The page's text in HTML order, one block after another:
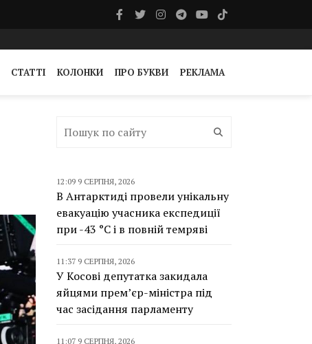
СТАТТІ КОЛОНКИ ПРО БУКВИ РЕКЛАМА
12:09 9 СЕРПНЯ, 2026
В Антарктиді провели унікальну
евакуацію учасника експедиції
при -43 °C і в повній темряві
11:37 9 СЕРПНЯ, 2026
У Косові депутатка закидала
яйцями прем’єр-міністра під
час засідання парламенту
11:07 9 СЕРПНЯ, 2026